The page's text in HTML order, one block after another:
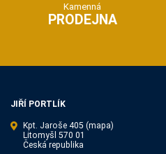
Kamenná
PRODEJNA
JIŘÍ PORTLÍK
Kpt. Jaroše 405 (mapa)
Litomyšl 570 01
Česká republika